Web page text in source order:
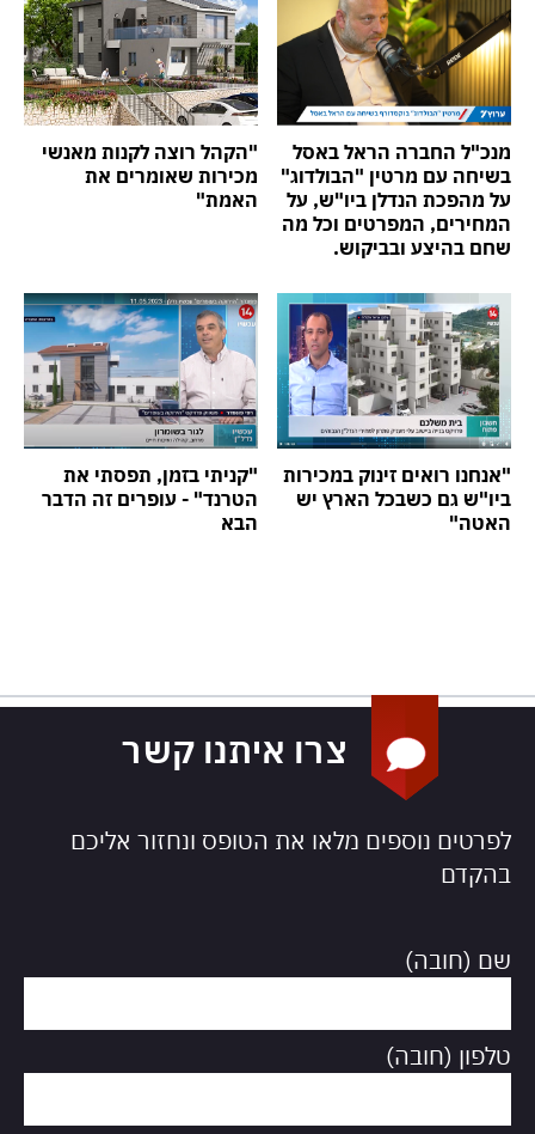
מנכ"ל החברה הראל באסל
בשיחה עם מרטין "הבולדוג"
על מהפכת הנדלן ביו"ש, על
המחירים, המפרטים וכל מה
שחם בהיצע ובביקוש.
"הקהל רוצה לקנות מאנשי
מכירות שאומרים את
האמת"
"אנחנו רואים זינוק במכירות
ביו"ש גם כשבכל הארץ יש
האטה"
"קניתי בזמן, תפסתי את
הטרנד" - עופרים זה הדבר
הבא
צרו איתנו קשר
לפרטים נוספים מלאו את הטופס ונחזור אליכם
בהקדם
שם (חובה)
טלפון (חובה)